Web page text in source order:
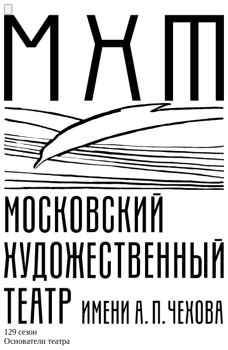
129 сезон
Основатели театра